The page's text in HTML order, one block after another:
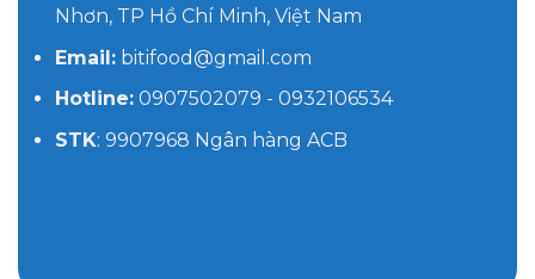
Nhơn, TP Hồ Chí Minh, Việt Nam
Email:bitifood@gmail.com
Hotline:0907502079 - 0932106534
STK: 9907968 Ngân hàng ACB